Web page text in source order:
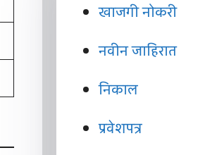
खाजगी नोकरी
नवीन जाहिरात
निकाल
प्रवेशपत्र